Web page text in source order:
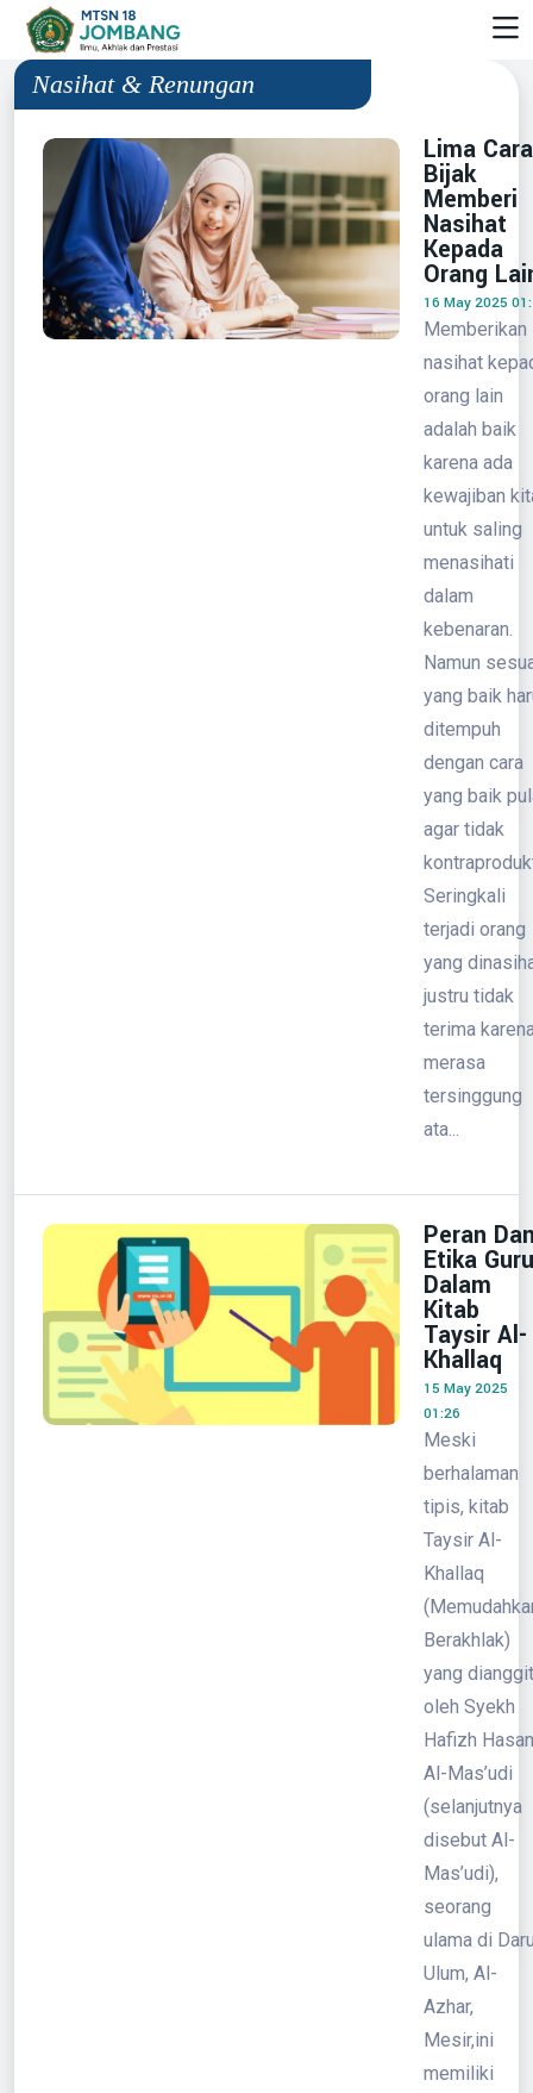
Nasihat & Renungan
Lima Cara
Bijak
Memberi
Nasihat
Kepada
Orang
16 May 2025
Memberikan
nasihat
orang lain
adalah baik
karena ada
kewajiban
untuk saling
menasihati
dalam
kebenaran.
Namun
yang baik
ditempuh
dengan cara
yang baik
agar tidak
Seringkali
terjadi orang
yang
justru tidak
terima
merasa
tersinggung
ata...
Peran
Etika Guru
Dalam
Kitab
Taysir Al-
Khallaq
15 May 2025
01:26
Meski
berhalaman
tipis, kitab
Taysir Al-
Khallaq
Berakhlak)
yang dianggit
oleh Syekh
Hafizh Hasan
Al-Mas’udi
(selanjutnya
disebut Al-
Mas’udi),
seorang
ulama di
Ulum, Al-
Azhar,
Mesir,ini
memiliki